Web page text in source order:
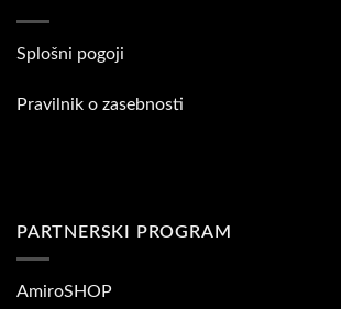
Splošni pogoji
Pravilnik o zasebnosti
PARTNERSKI PROGRAM
AmiroSHOP